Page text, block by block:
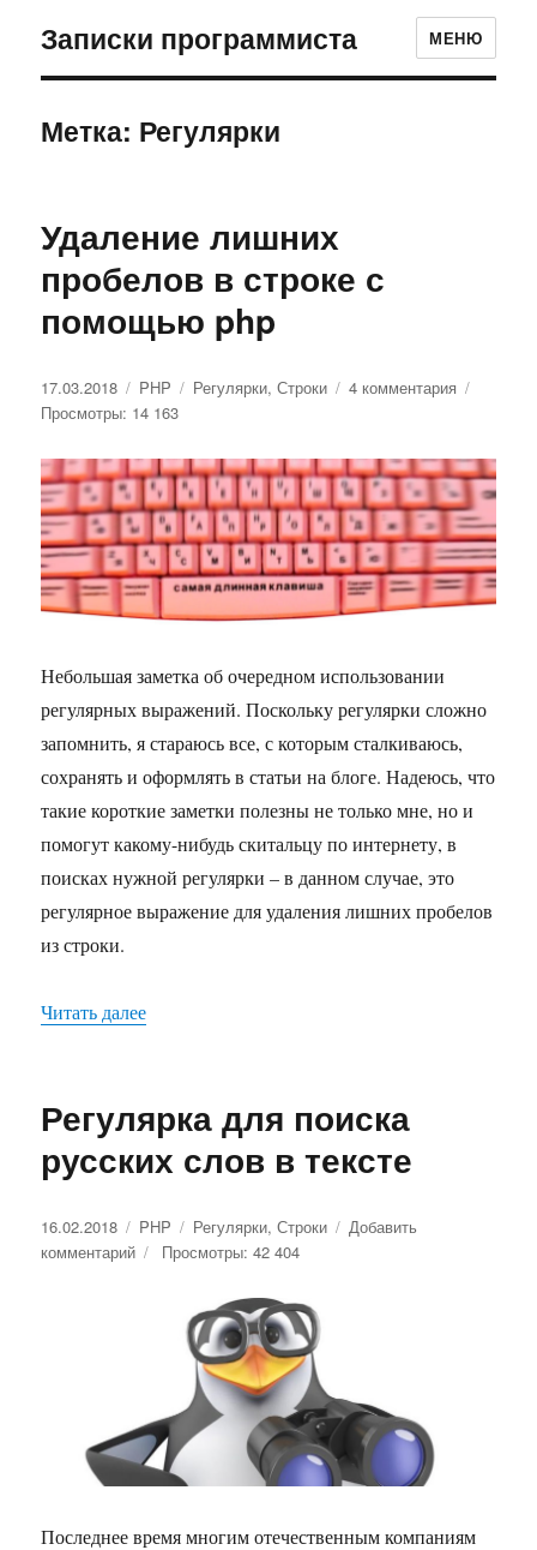
Записки программиста МЕНЮ
Метка: Регулярки
Удаление лишних
пробелов в строке с
помощью php
Опубликовано
17.03.2018 Рубрики
PHP Метки
Регулярки,Строки 4 комментария
лишних
пробелов
в
строке
с
помощью
php
Просмотры: 14 163
Небольшая заметка об очередном использовании
регулярных выражений. Поскольку регулярки сложно
запомнить, я стараюсь все, с которым сталкиваюсь,
сохранять и оформлять в статьи на блоге. Надеюсь, что
такие короткие заметки полезны не только мне, но и
помогут какому-нибудь скитальцу по интернету, в
поисках нужной регулярки – в данном случае, это
регулярное выражение для удаления лишних пробелов
из строки.
Читать далее
Регулярка для поиска
русских слов в тексте
Опубликовано
16.02.2018 Рубрики
PHP Метки
Регулярки,Строки
Добавить
комментарий
в
тексте
Просмотры: 42 404
Последнее время многим отечественным компаниям